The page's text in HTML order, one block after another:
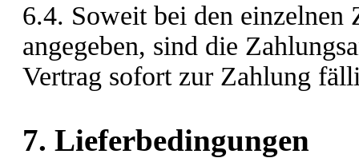
6.4. Soweit bei den einzelnen
angegeben, sind die
Vertrag sofort zur Zahlung
7. Lieferbedingungen